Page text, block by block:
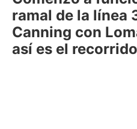
ramal de la línea
Canning con
así es el recorrido